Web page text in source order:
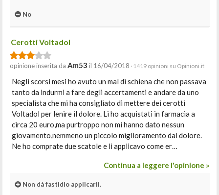
No
Cerotti Voltadol
opinione inserita da Am53 il 16/04/2018 · 1419 opinioni su Opinioni.it
Negli scorsi mesi ho avuto un mal di schiena che non passava
tanto da indurmi a fare degli accertamenti e andare da uno
specialista che mi ha consigliato di mettere dei cerotti
Voltadol per lenire il dolore. Li ho acquistati in farmacia a
circa 20 euro,ma purtroppo non mi hanno dato nessun
giovamento,nemmeno un piccolo miglioramento dal dolore.
Ne ho comprate due scatole e li applicavo come er…
Continua a leggere l'opinione »
Non dà fastidio applicarli.